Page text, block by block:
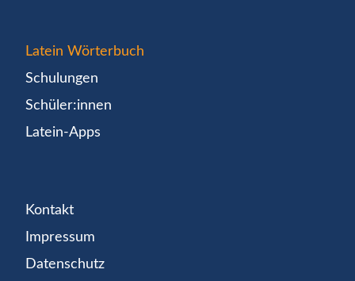
Latein Wörterbuch
Schulungen
Schüler:innen
Latein-Apps
Kontakt
Impressum
Datenschutz